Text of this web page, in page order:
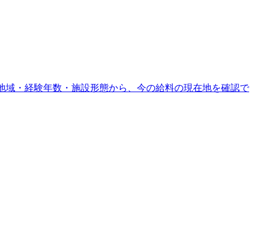
域・経験年数・施設形態から、今の給料の現在地を確認で